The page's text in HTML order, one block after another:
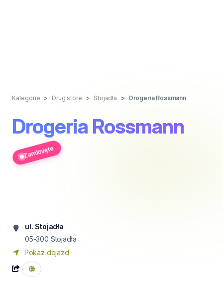
Kategorie Drug store Stojadła Drogeria Rossmann
Drogeria Rossmann
Zamknięte
ul. Stojadła
05-300 Stojadła
Pokaż dojazd